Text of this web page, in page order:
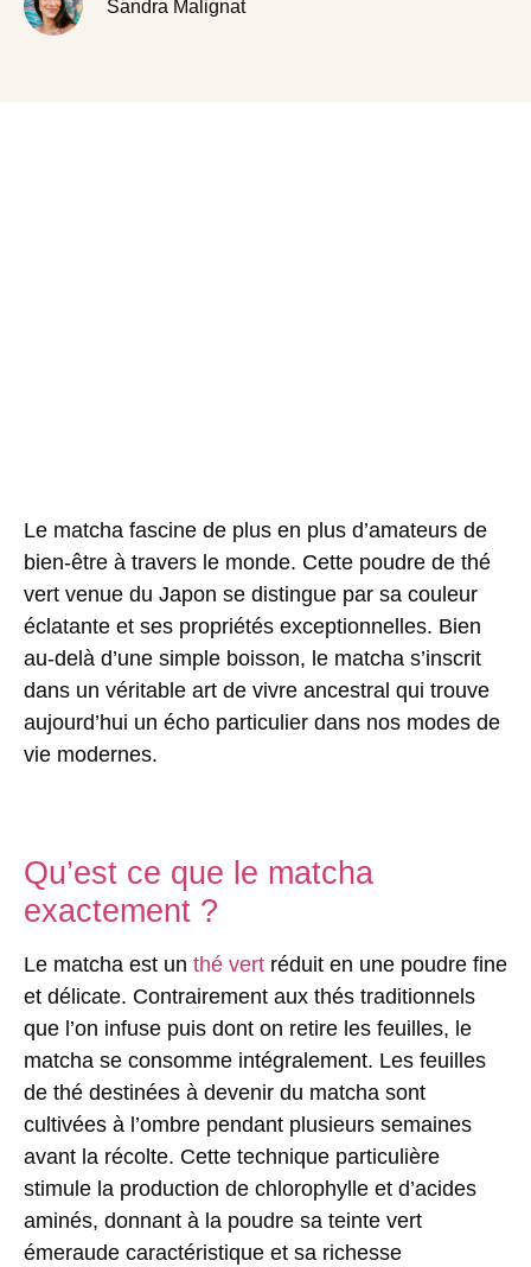
Sandra Malignat
Le matcha fascine de plus en plus d’amateurs de
bien-être à travers le monde. Cette poudre de thé
vert venue du Japon se distingue par sa couleur
éclatante et ses propriétés exceptionnelles. Bien
au-delà d’une simple boisson, le matcha s’inscrit
dans un véritable art de vivre ancestral qui trouve
aujourd’hui un écho particulier dans nos modes de
vie modernes.
Qu’est ce que le matcha
exactement ?
Le matcha est un thé vert réduit en une poudre fine
et délicate. Contrairement aux thés traditionnels
que l’on infuse puis dont on retire les feuilles, le
matcha se consomme intégralement. Les feuilles
de thé destinées à devenir du matcha sont
cultivées à l’ombre pendant plusieurs semaines
avant la récolte. Cette technique particulière
stimule la production de chlorophylle et d’acides
aminés, donnant à la poudre sa teinte vert
émeraude caractéristique et sa richesse